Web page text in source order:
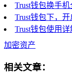
Trust钱包换手
Trust钱包下，
Trust钱包使用
加密资产
相关文章：